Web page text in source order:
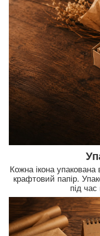
Кожна ікона
крафтовий папір.
під